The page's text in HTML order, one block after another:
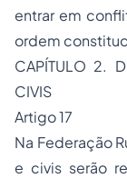
entrar em
ordem
CAPÍTULO 2.
CIVIS
Artigo 17
Na Federação
e civis serão